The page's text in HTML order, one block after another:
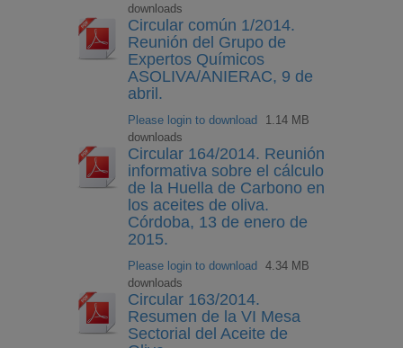
downloads
Circular común 1/2014.
Reunión del Grupo de
Expertos Químicos
ASOLIVA/ANIERAC, 9 de
abril.
Please login to download
1.14 MB
downloads
Circular 164/2014. Reunión
informativa sobre el cálculo
de la Huella de Carbono en
los aceites de oliva.
Córdoba, 13 de enero de
2015.
Please login to download
4.34 MB
downloads
Circular 163/2014.
Resumen de la VI Mesa
Sectorial del Aceite de